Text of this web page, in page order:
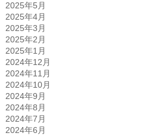
2025年5月
2025年4月
2025年3月
2025年2月
2025年1月
2024年12月
2024年11月
2024年10月
2024年9月
2024年8月
2024年7月
2024年6月